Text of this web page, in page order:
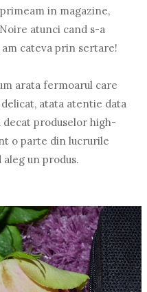
in magazine,
atunci cand s-a
cateva prin sertare!
arata fermoarul care
atata atentie data
decat produselor high-
o parte din lucrurile
un produs.